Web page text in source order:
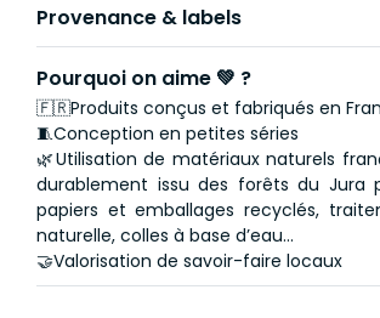
Provenance & labels
Pourquoi on aime 💚 ?
🇫🇷Produits conçus et fabriqués en
🧵Conception en petites séries
🌿Utilisation de matériaux naturels
durablement issu des forêts du Jura
papiers et emballages recyclés,
naturelle, colles à base d’eau...
🤝Valorisation de savoir-faire locaux